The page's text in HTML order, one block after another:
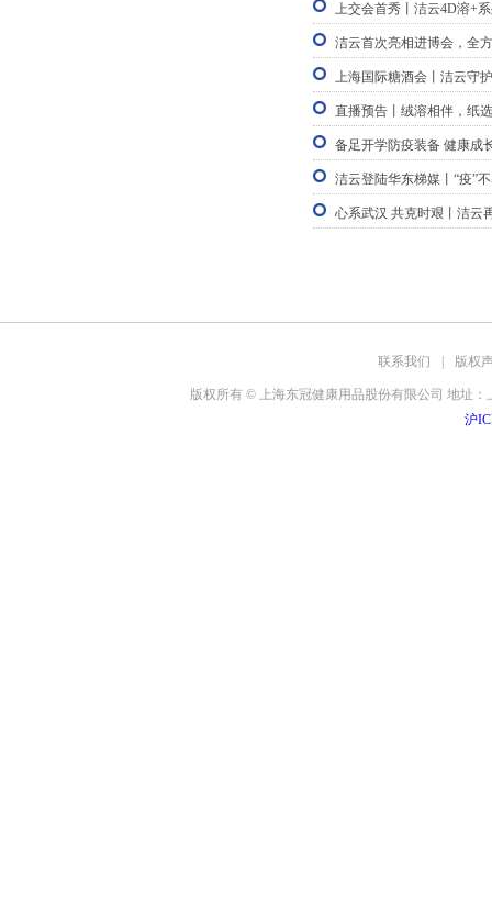
上交会首秀丨洁云4D溶+
洁云首次亮相进博会，全
上海国际糖酒会丨洁云守
直播预告丨绒溶相伴，纸
备足开学防疫装备 健康成
洁云登陆华东梯媒丨“疫”
心系武汉 共克时艰丨洁云
联系我们 版权
版权所有 © 上海东冠健康用品股份有限公司 地址：
沪